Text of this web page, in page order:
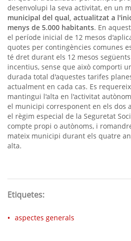
desenvolupi la seva activitat, en un
municipal del qual, actualitzat a
menys de 5.000 habitants. En
el període inicial de 12 mesos
quotes per contingències comunes
té dret durant els 12 mesos
incentius, sense que això comporti
durada total d'aquestes tarifes
actualment en cada cas. Es
mantingui l'alta en l'activitat
el municipi corresponent en els dos
el règim especial de la Seguretat
compte propi o autònoms, i
mateix municipi durant els quatre
alta.
Etiquetes:
aspectes generals